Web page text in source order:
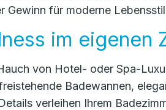
Gewinn für moderne
im eigenen
von Hotel- oder Spa-
Badewannen,
verleihen Ihrem